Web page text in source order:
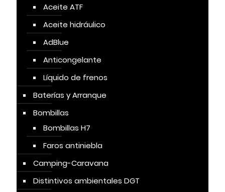
Aceite ATF
Aceite hidráulico
AdBlue
Anticongelante
Líquido de frenos
Baterías y Arranque
Bombillas
Bombillas H7
Faros antiniebla
Camping-Caravana
Distintivos ambientales DGT